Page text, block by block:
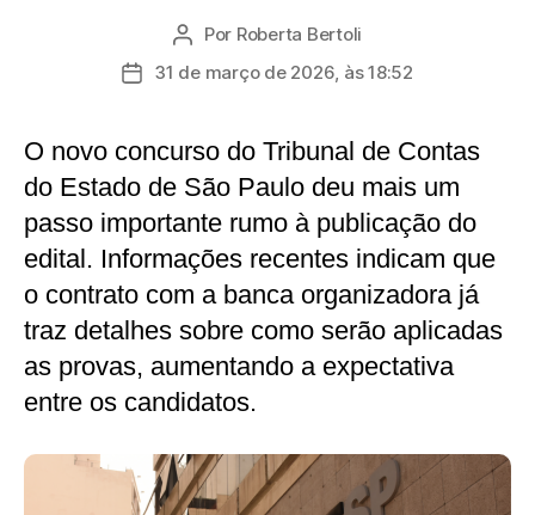
Autor
do
Por Roberta Bertoli
Data31 de março de 2026, às 18:52
O novo concurso do Tribunal de Contas
do Estado de São Paulo deu mais um
passo importante rumo à publicação do
edital. Informações recentes indicam que
o contrato com a banca organizadora já
traz detalhes sobre como serão aplicadas
as provas, aumentando a expectativa
entre os candidatos.